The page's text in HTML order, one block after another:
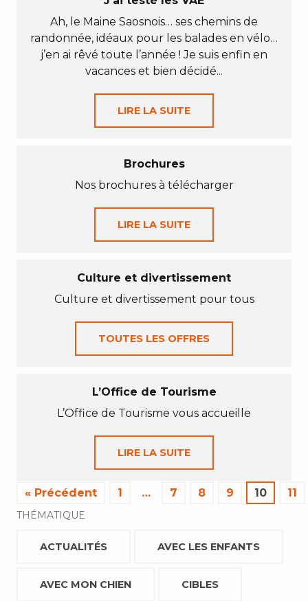
Ah, le Maine Saosnois… ses chemins de
randonnée, idéaux pour les balades en vélo…
j’en ai rêvé toute l’année ! Je suis enfin en
vacances et bien décidé...
LIRE LA SUITE
Brochures
Nos brochures à télécharger
LIRE LA SUITE
Culture et divertissement
Culture et divertissement pour tous
TOUTES LES OFFRES
L’Office de Tourisme
L’Office de Tourisme vous accueille
LIRE LA SUITE
« Précédent 1 … 7 8 9 10 11
THÉMATIQUE
ACTUALITÉS AVEC LES ENFANTS
AVEC MON CHIEN CIBLES